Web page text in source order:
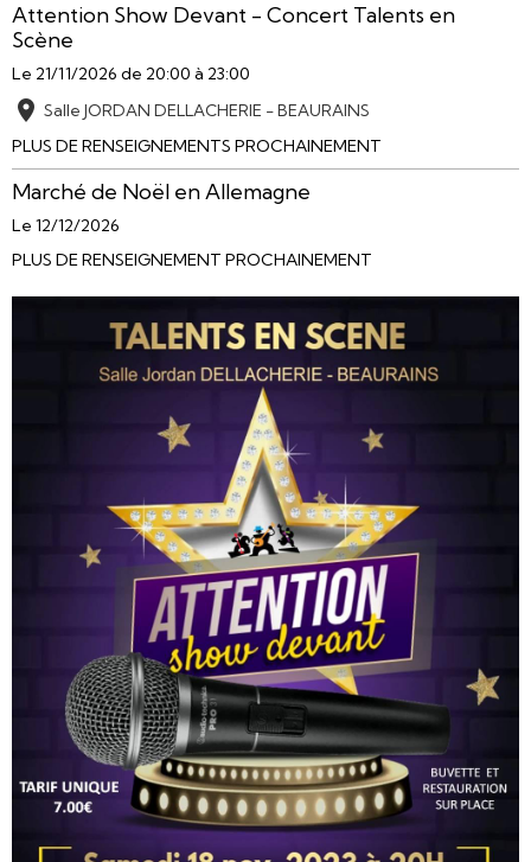
Attention Show Devant - Concert Talents en
Scène
Le 21/11/2026 de 20:00 à 23:00
Salle JORDAN DELLACHERIE - BEAURAINS
PLUS DE RENSEIGNEMENTS PROCHAINEMENT
Marché de Noël en Allemagne
Le 12/12/2026
PLUS DE RENSEIGNEMENT PROCHAINEMENT